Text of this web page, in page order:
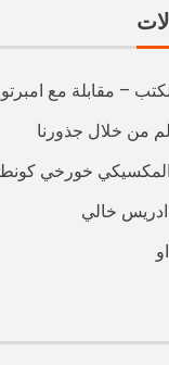
– مقابلة مع امبرتو
من خلال جذورنا
خورخي
ادريس خالي